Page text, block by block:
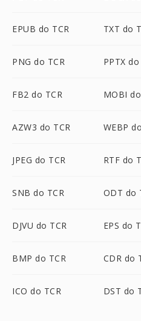
EPUB do TCR TXT do
PNG do TCR PPTX
FB2 do TCR MOBI
AZW3 do TCR WEBP
JPEG do TCR RTF do
SNB do TCR ODT do
DJVU do TCR EPS do
BMP do TCR CDR do
ICO do TCR DST do